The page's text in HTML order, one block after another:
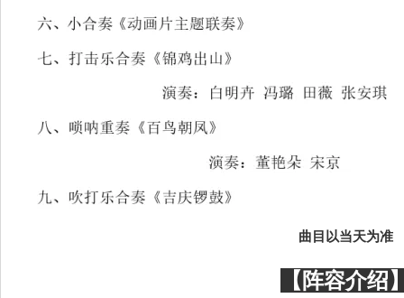
曲目以当天为准
【阵容介绍